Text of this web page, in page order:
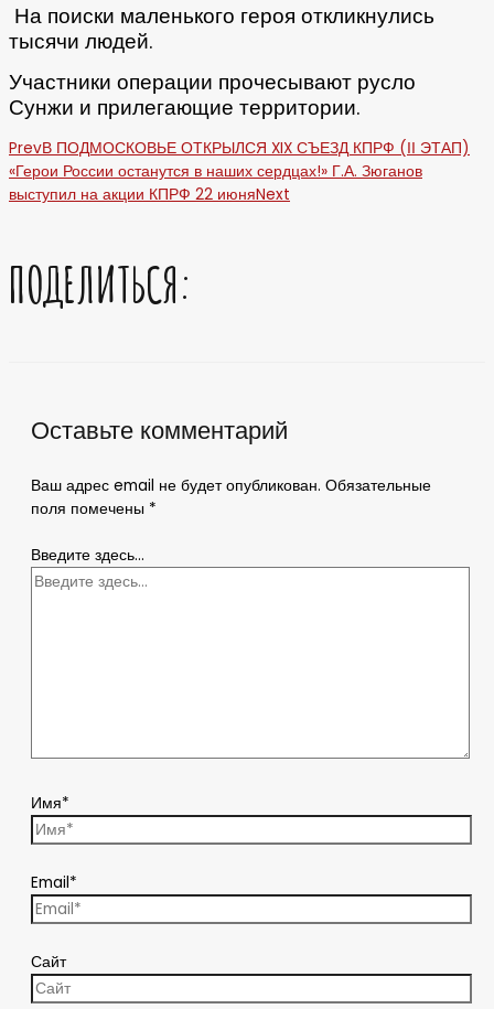
На поиски маленького героя откликнулись
тысячи людей.
Участники операции прочесывают русло
Сунжи и прилегающие территории.
PrevВ ПОДМОСКОВЬЕ ОТКРЫЛСЯ XIX СЪЕЗД КПРФ (ІІ ЭТАП)
«Герои России останутся в наших сердцах!» Г.А. Зюганов
выступил на акции КПРФ 22 июняNext
ПОДЕЛИТЬСЯ:
Оставьте комментарий
Ваш адрес email не будет опубликован. Обязательные
поля помечены *
Введите здесь...
Имя*
Email*
Сайт